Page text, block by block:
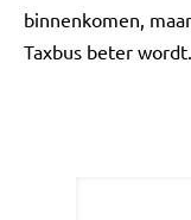
binnenkomen,
Taxbus beter wordt.